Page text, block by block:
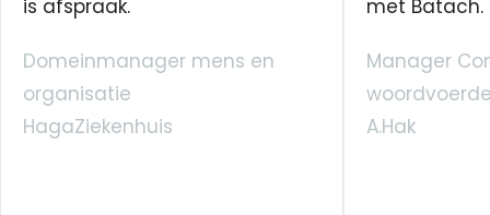
is afspraak.
Domeinmanager mens en
organisatie
HagaZiekenhuis
met Batach.
Manager
A.Hak